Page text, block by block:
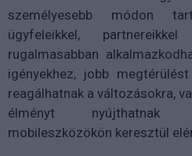
személyesebb módon
ügyfeleikkel,
rugalmasabban
igényekhez, jobb
reagálhatnak a változásokra,
élményt nyújthatnak
mobileszközökön keresztül